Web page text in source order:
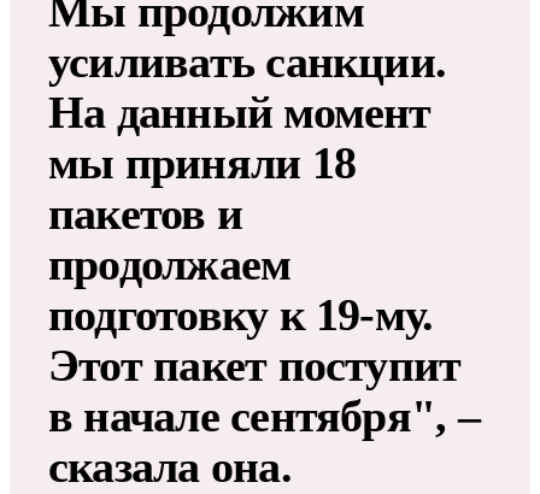
Мы продолжим
усиливать санкции.
На данный момент
мы приняли 18
пакетов и
продолжаем
подготовку к 19-му.
Этот пакет поступит
в начале сентября", –
сказала она.